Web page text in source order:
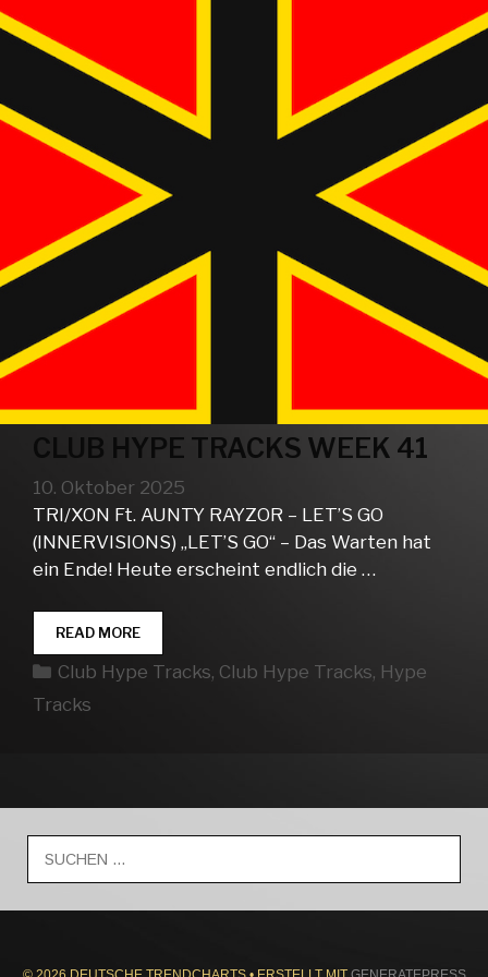
CLUB HYPE TRACKS WEEK 41
10. Oktober 2025
TRI/XON Ft. AUNTY RAYZOR – LET’S GO
(INNERVISIONS) „LET’S GO“ – Das Warten hat
ein Ende! Heute erscheint endlich die …
READ MORECLUB
HYPE
TRACKS
Kategorien
Club Hype Tracks, Club Hype Tracks, Hype
Tracks
nach: